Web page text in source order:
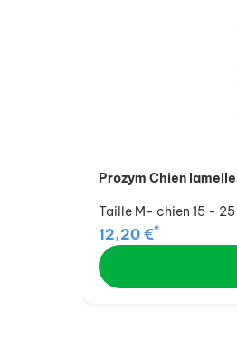
Prozym Chien
Taille M- chien 15 -
12,20 €*